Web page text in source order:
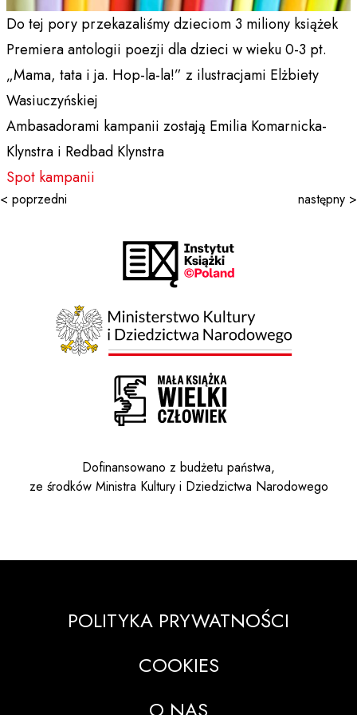
Do tej pory przekazaliśmy dzieciom 3 miliony książek
Premiera antologii poezji dla dzieci w wieku 0-3 pt.
„Mama, tata i ja. Hop-la-la!” z ilustracjami Elżbiety
Wasiuczyńskiej
Ambasadorami kampanii zostają Emilia Komarnicka-
Klynstra i Redbad Klynstra
Spot kampanii
< poprzedni następny >
Dofinansowano z budżetu państwa,
ze środków Ministra Kultury i Dziedzictwa Narodowego
POLITYKA PRYWATNOŚCI
COOKIES